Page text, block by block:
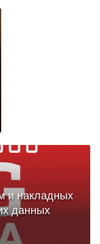
и накладных
данных